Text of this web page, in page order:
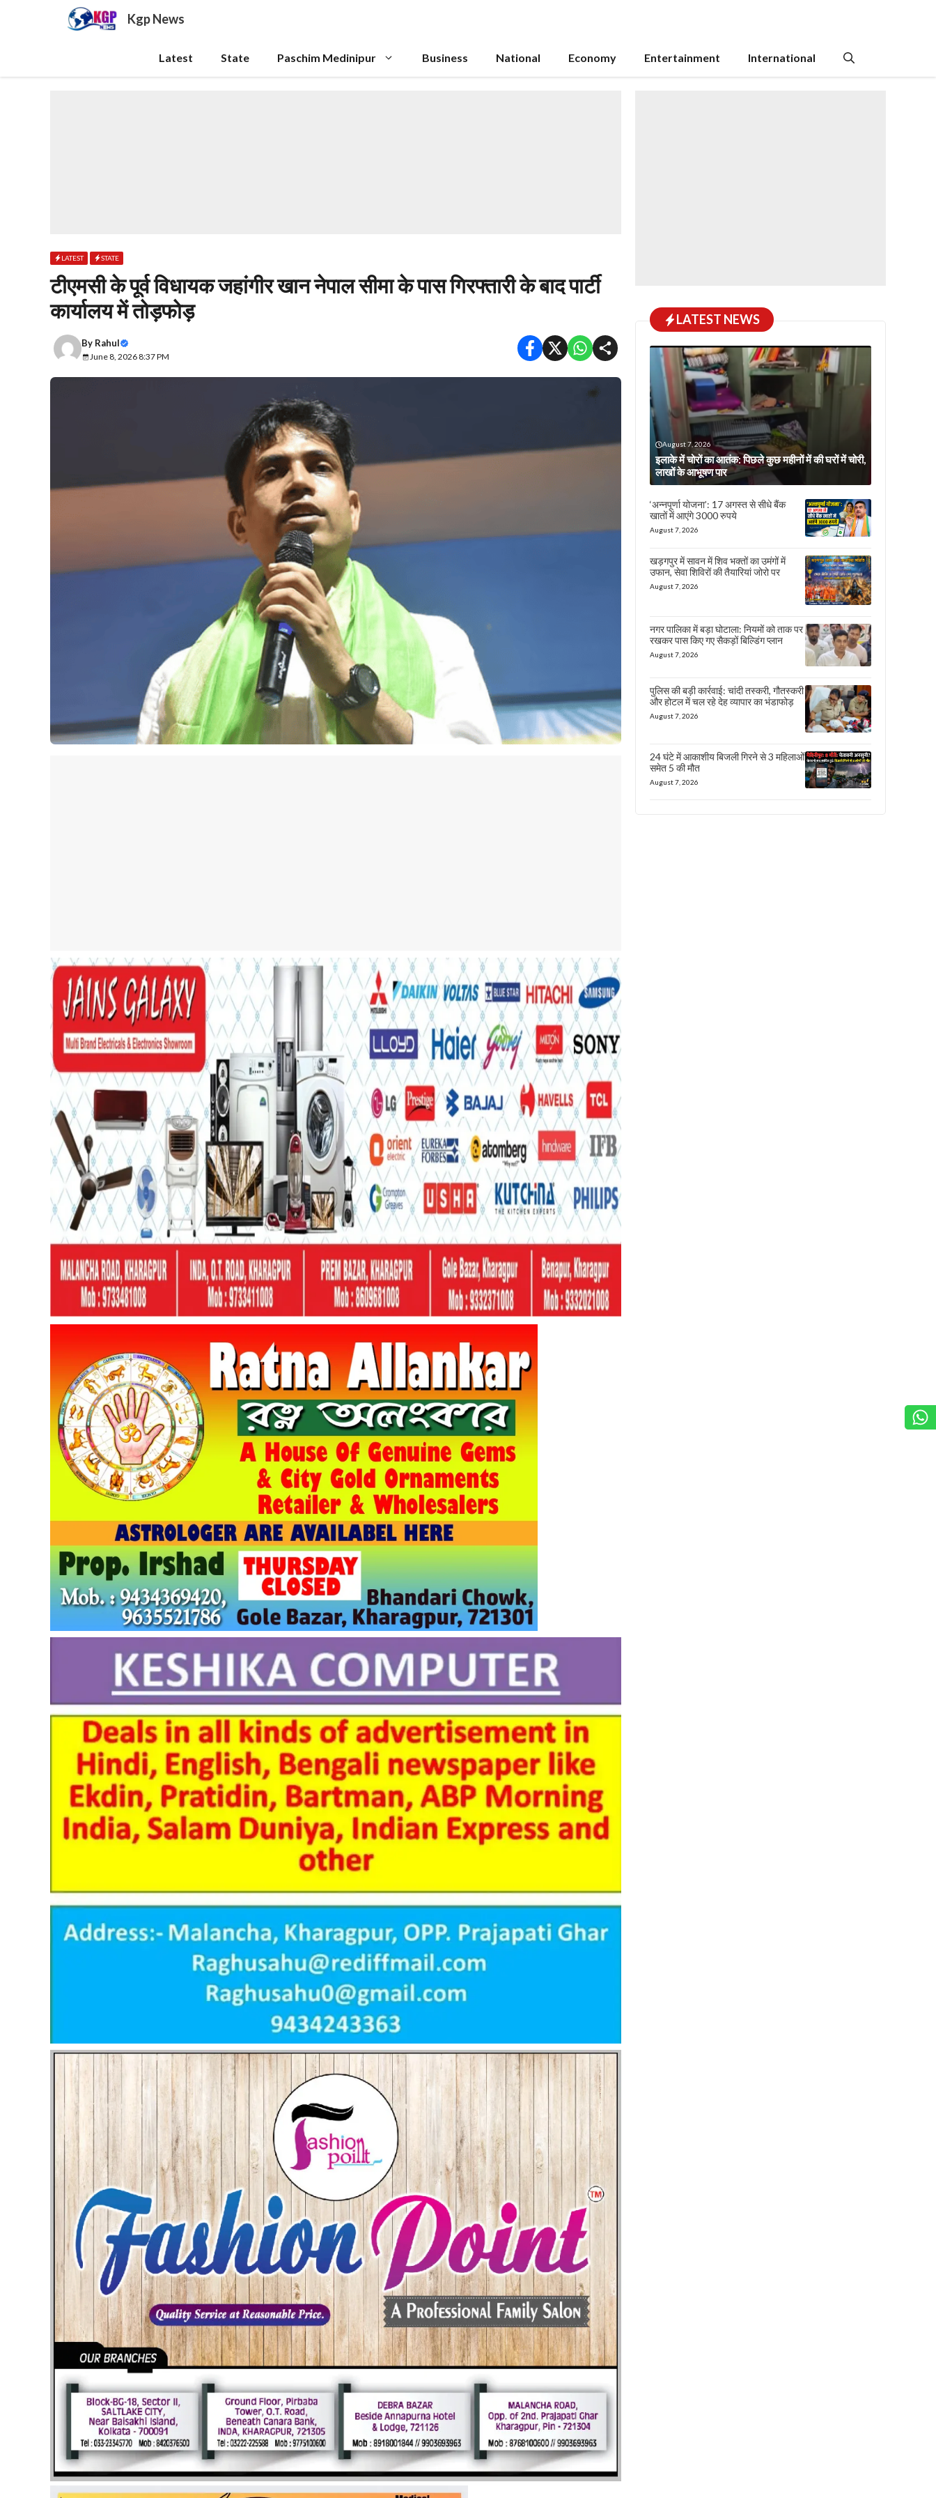
Kgp News
Latest State Paschim Medinipur Business National Economy Entertainment International
LATEST STATE
टीएमसी के पूर्व विधायक जहांगीर खान नेपाल सीमा के पास गिरफ्तारी के बाद पार्टी
कार्यालय में तोड़फोड़
By Rahul
June 8, 2026 8:37 PM
LATEST NEWS
August 7, 2026
इलाके में चोरों का आतंक: पिछले कुछ महीनों में की घरों में चोरी,
लाखों के आभूषण पार
‘अन्नपूर्णा योजना’: 17 अगस्त से सीधे बैंक
खातों में आएंगे 3000 रुपये
August 7, 2026
खड़गपुर में सावन में शिव भक्तों का उमंगों में
उफान, सेवा शिविरों की तैयारियां जोरो पर
August 7, 2026
नगर पालिका में बड़ा घोटाला: नियमों को ताक पर
रखकर पास किए गए सैकड़ों बिल्डिंग प्लान
August 7, 2026
पुलिस की बड़ी कार्रवाई: चांदी तस्करी, गौतस्करी
और होटल में चल रहे देह व्यापार का भंडाफोड़
August 7, 2026
24 घंटे में आकाशीय बिजली गिरने से 3 महिलाओं
समेत 5 की मौत
August 7, 2026